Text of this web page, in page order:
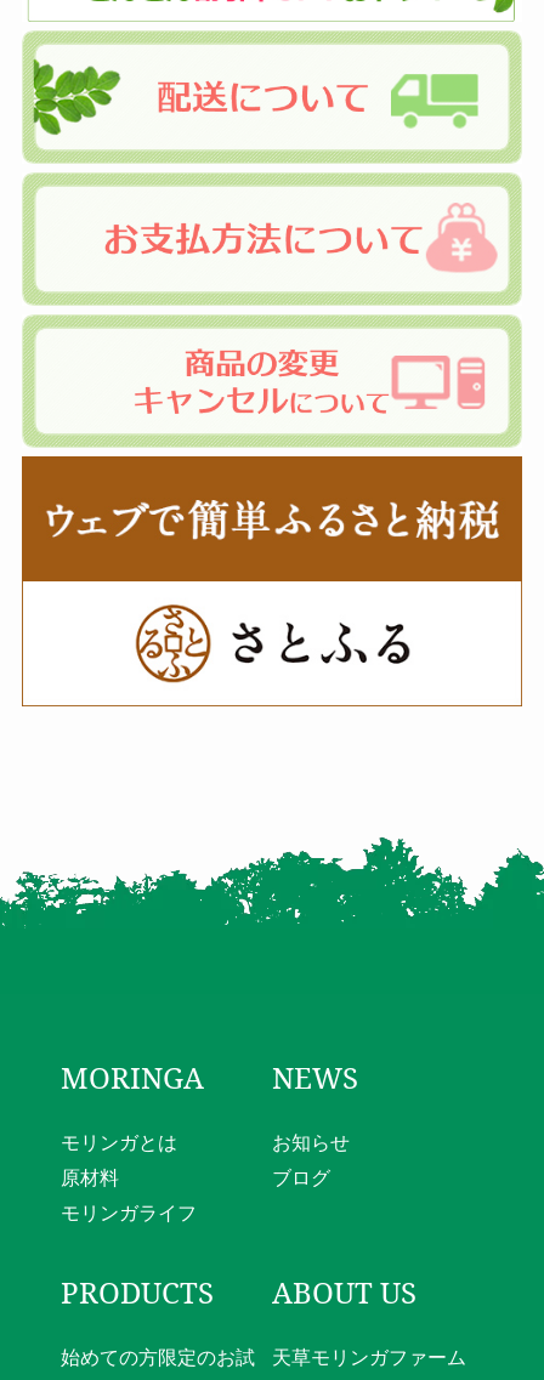
MORINGA
モリンガとは
原材料
モリンガライフ
NEWS
お知らせ
ブログ
PRODUCTS
始めての方限定のお試
ABOUT US
天草モリンガファーム